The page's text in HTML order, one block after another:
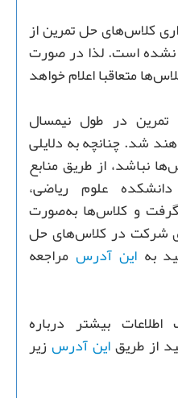
کلاس‌های حل ‌تمرین از
نشده است. لذا در صورت
متعاقبا اعلام خواهد
در طول نیمسال
شد. چنانچه به دلایلی
نباشد، از طریق منابع
علوم ریاضی،
و کلاس‌ها به‌صورت
شرکت در کلاس‌های حل
بهاین آدرس مراجعه
بیشتر درباره
از طریقاین آدرسزیر